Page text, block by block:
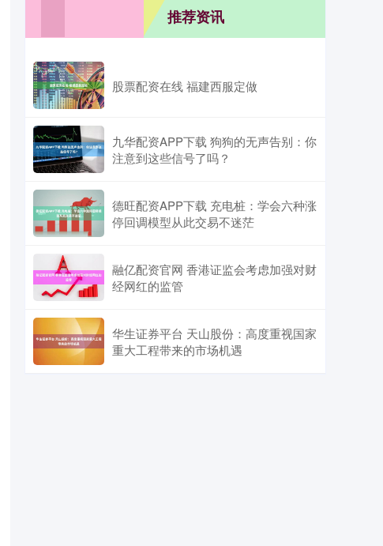
推荐资讯
股票配资在线 福建西服定做
九华配资APP下载 狗狗的无声告别：你
注意到这些信号了吗？
德旺配资APP下载 充电桩：学会六种涨
停回调模型从此交易不迷茫
融亿配资官网 香港证监会考虑加强对财
经网红的监管
华生证券平台 天山股份：高度重视国家
重大工程带来的市场机遇